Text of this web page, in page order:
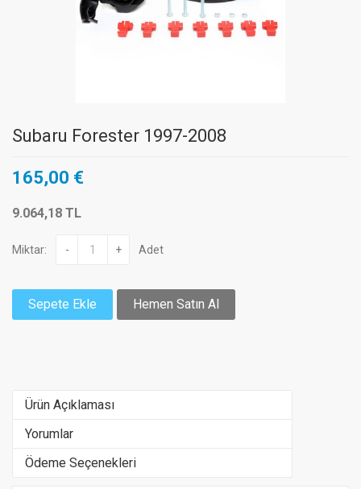
Subaru Forester 1997-2008
165,00 €
9.064,18 TL
Miktar: - + Adet
Sepete Ekle Hemen Satın Al
Ürün Açıklaması
Yorumlar
Ödeme Seçenekleri